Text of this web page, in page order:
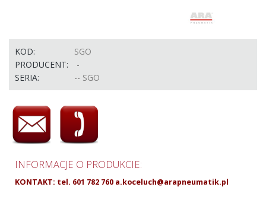
KOD:
SGO
PRODUCENT:
-
SERIA:
-- SGO
INFORMACJE O PRODUKCIE:
KONTAKT: tel. 601 782 760 a.koceluch@arapneumatik.pl